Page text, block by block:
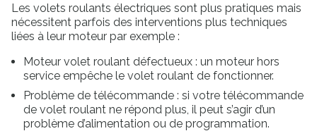
Les volets roulants électriques sont plus pratiques mais
nécessitent parfois des interventions plus techniques
liées à leur moteur par exemple :
Moteur volet roulant défectueux : un moteur hors
service empêche le volet roulant de fonctionner.
Problème de télécommande : si votre télécommande
de volet roulant ne répond plus, il peut s’agir d’un
problème d’alimentation ou de programmation.